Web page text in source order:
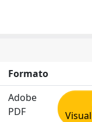
Formato
Adobe
PDF